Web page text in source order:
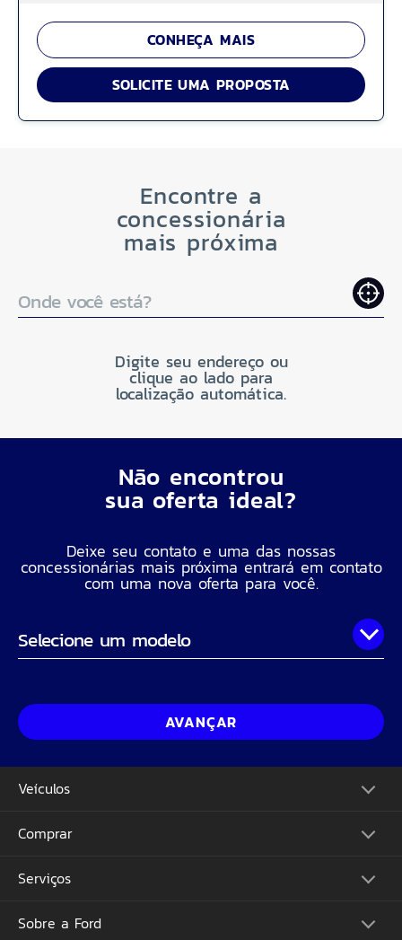
CONHEÇA MAIS
SOLICITE UMA PROPOSTA
Encontre a
concessionária
mais próxima
Onde você está?
Digite seu endereço ou
clique ao lado para
localização automática.
Não encontrou
sua oferta ideal?
Deixe seu contato e uma das nossas
concessionárias mais próxima entrará em contato
com uma nova oferta para você.
Onde você está?Nome Completo
Telefone
AVANÇAR
Veículos
Picapes
Suvs
Performance
Comprar
Monte o Seu
Ofertas
Concessionárias
Serviços
Atualização Sync
Sobre a Ford